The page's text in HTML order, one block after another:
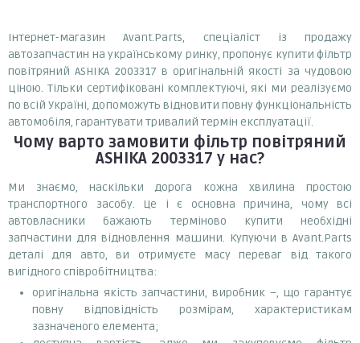
Інтернет-магазин Avant.Parts, спеціаліст із продажу
автозапчастин на українському ринку, пропонує купити фільтр
повітряний ASHIKA 2003317 в оригінальній якості за чудовою
ціною. Тільки сертифіковані комплектуючі, які ми реалізуємо
по всій Україні, допоможуть відновити повну функціональність
автомобіля, гарантувати тривалий термін експлуатації.
Чому варто замовити фільтр повітряний
ASHIKA 2003317 у нас?
Ми знаємо, наскільки дорога кожна хвилина простою
транспортного засобу. Це і є основна причина, чому всі
автовласники бажають терміново купити необхідні
запчастини для відновлення машини. Купуючи в Avant.Parts
деталі для авто, ви отримуєте масу переваг від такого
вигідного співробітництва:
оригінальна якість запчастини, виробник –, що гарантує
повну відповідність розмірам, характеристикам
зазначеного елемента;